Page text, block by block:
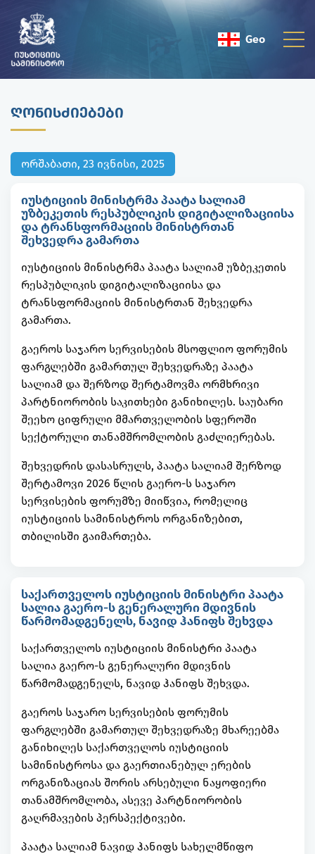
Geo
ᲦᲝᲜᲘᲡᲫᲘᲔᲑᲔᲑᲘ
ორშაბათი, 23 ივნისი, 2025
იუსტიციის მინისტრმა პაატა სალიამ
უზბეკეთის რესპუბლიკის დიგიტალიზაციისა
და ტრანსფორმაციის მინისტრთან
შეხვედრა გამართა
იუსტიციის მინისტრმა პაატა სალიამ უზბეკეთის
რესპუბლიკის დიგიტალიზაციისა და
ტრანსფორმაციის მინისტრთან შეხვედრა
გამართა.
გაეროს საჯარო სერვისების მსოფლიო ფორუმის
ფარგლებში გამართულ შეხვედრაზე პაატა
სალიამ და შერზოდ შერტამოვმა ორმხრივი
პარტნიორობის საკითხები განიხილეს. საუბარი
შეეხო ციფრული მმართველობის სფეროში
სექტორული თანამშრომლობის გაძლიერებას.
შეხვედრის დასასრულს, პაატა სალიამ შერზოდ
შერტამოვი 2026 წლის გაერო-ს საჯარო
სერვისების ფორუმზე მიიწვია, რომელიც
იუსტიციის სამინისტროს ორგანიზებით,
თბილისში გაიმართება.
საქართველოს იუსტიციის მინისტრი პაატა
სალია გაერო-ს გენერალური მდივნის
წარმომადგენელს, ნავიდ ჰანიფს შეხვდა
საქართველოს იუსტიციის მინისტრი პაატა
სალია გაერო-ს გენერალური მდივნის
წარმომადგენელს, ნავიდ ჰანიფს შეხვდა.
გაეროს საჯარო სერვისების ფორუმის
ფარგლებში გამართულ შეხვედრაზე მხარეებმა
განიხილეს საქართველოს იუსტიციის
სამინისტროსა და გაერთიანებულ ერების
ორგანიზაციას შორის არსებული ნაყოფიერი
თანამშრომლობა, ასევე პარტნიორობის
გაღრმავების პერსპექტივები.
პაატა სალიამ ნავიდ ჰანიფს სახელმწიფო